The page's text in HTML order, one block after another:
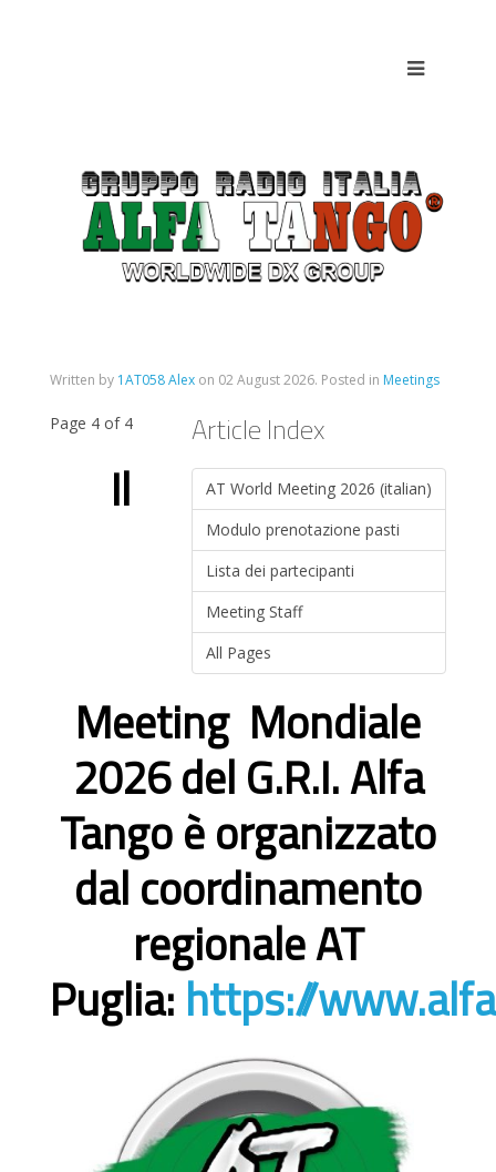
Written by 1AT058 Alex on 02 August 2026. Posted in Meetings
Article Index
AT World Meeting 2026 (italian)
Modulo prenotazione pasti
Lista dei partecipanti
Meeting Staff
All Pages
Page 4 of 4
Il
Meeting Mondiale
2026 del G.R.I. Alfa
Tango è organizzato
dal coordinamento
regionale AT
Puglia: https://